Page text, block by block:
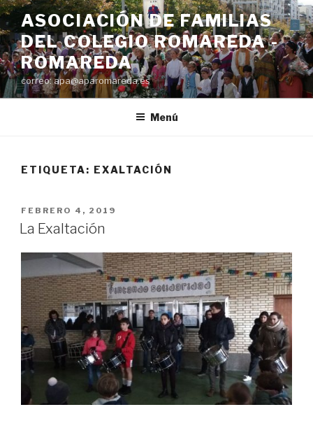
Saltar
al
contenido
ASOCIACIÓN DE FAMILIAS
DEL COLEGIO ROMAREDA -
ROMAREDA
correo: apa@aparomareda.es
Menú
ETIQUETA: EXALTACIÓN
PUBLICADO
EL
FEBRERO 4, 2019
La Exaltación